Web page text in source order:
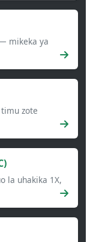
mikeka ya
zote
la uhakika 1X,